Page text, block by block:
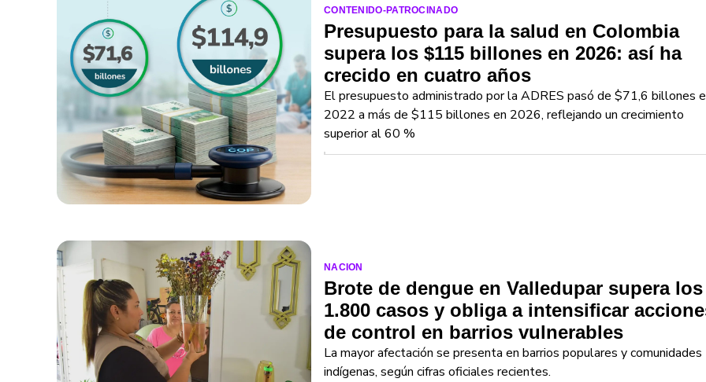
CONTENIDO-PATROCINADO
Presupuesto para la salud en Colombia
supera los $115 billones en 2026: así ha
crecido en cuatro años
El presupuesto administrado por la ADRES pasó de $71,6 billones
2022 a más de $115 billones en 2026, reflejando un crecimiento
superior al 60 %
NACION
Brote de dengue en Valledupar supera los
1.800 casos y obliga a intensificar
de control en barrios vulnerables
La mayor afectación se presenta en barrios populares y comunidades
indígenas, según cifras oficiales recientes.